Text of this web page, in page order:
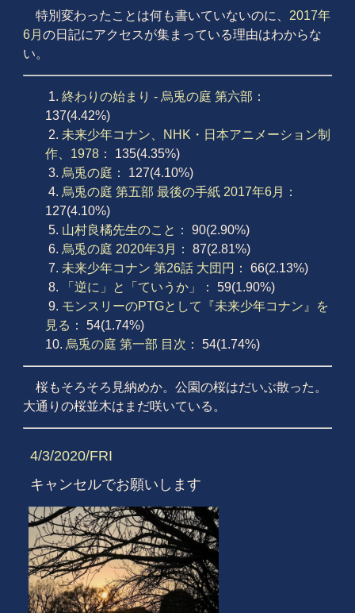
特別変わったことは何も書いていないのに、 2017年
6月 の日記にアクセスが集まっている理由はわからな
い。
1. 終わりの始まり - 烏兎の庭 第六部 ：
137(4.42%)
2. 未来少年コナン、NHK・日本アニメーション制
作、1978： 135(4.35%)
3. 烏兎の庭 ： 127(4.10%)
4. 烏兎の庭 第五部 最後の手紙 2017年6月
：
127(4.10%)
5. 山村良橘先生のこと ： 90(2.90%)
6. 烏兎の庭 2020年3月
： 87(2.81%)
7. 未来少年コナン 第26話 大団円 ： 66(2.13%)
8.
「逆に」と「ていうか」
： 59(1.90%)
9. モンスリーのPTGとして『未来少年コナン』を
見る ： 54(1.74%)
10. 烏兎の庭 第一部 目次 ： 54(1.74%)
桜もそろそろ見納めか。公園の桜はだいぶ散った。
大通りの桜並木はまだ咲いている。
4/3/2020/FRI
キャンセルでお願いします